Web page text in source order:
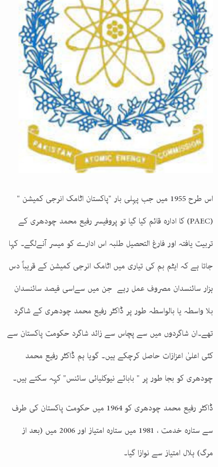
اس طرح 1955 میں جب پہلی بار "پاکستان اٹامک انرجی کمیشن "
(PAEC) کا ادارہ قائم کیا گیا تو پروفیسر رفیع محمد چودھری کے
تربیت یافتہ اور فارغ التحصیل طلبہ اس ادارے کو میسر آنےلگے۔ کہا
جاتا ہے کہ ایٹم بم کی تیاری میں اٹامک انرجی کمیشن کے قریباََ دس
ہزار سائنسدان مصروف عمل رہے جن میں سےاسی فیصد سائنسدان
بلا واسطہ یا بالواسطہ طور پر ڈاکٹر رفیع محمد چودھری کے شاگرد
تھے۔ان شاگردوں میں سے پچاس سے زائد شاگرد حکومت پاکستان سے
کئی اعلیٰ اعزازات حاصل کرچکے ہیں۔ گویا ہم ڈاکٹر رفیع محمد
چودھری کو بجا طور پر " بابائے نیوکلیائی سائنس" کہہ سکتے ہیں۔
ڈاکٹر رفیع محمد چودھری کو 1964 میں حکومت پاکستان کی طرف
سے ستارہ خدمت ، 1981 میں ستارہ امتیاز اور 2006 میں (بعد از
مرگ) ہلال امتیاز سے نوازا گیا۔